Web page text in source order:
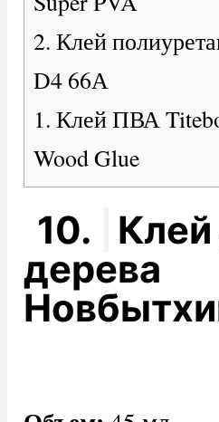
2. Клей
D4 66А
1. Клей ПВА
Wood Glue
10.
дерева